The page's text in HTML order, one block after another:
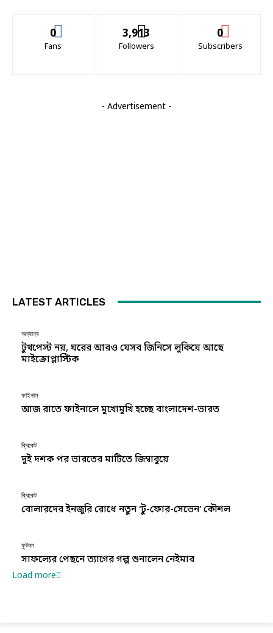
0
Fans
3,913
Followers
0
Subscribers
- Advertisement -
LATEST ARTICLES
অন্যান্য
টুথপেস্ট নয়, ঘরের আরও যেসব জিনিসে লুকিয়ে আছে
মাইক্রোপ্লাস্টিক
ফাইনাল
আজ রাতে ফাইনালে মুখোমুখি হচ্ছে বাংলাদেশ-ভারত
ক্রিকেট
দুই দশক পর ভারতের মাটিতে জিম্বাবুয়ে
ক্রিকেট
বোলারদের ইনজুরি রোধে নতুন ‘টু-ফোর-সেভেন’ কৌশল
ফুটবল
সাফল্যের পেছনে ত্যাগের গল্প শুনালেন নেইমার
Load more